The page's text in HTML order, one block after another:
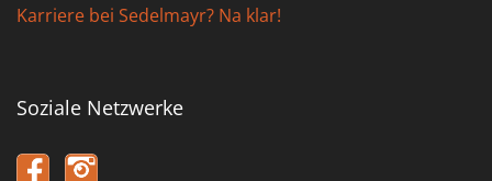
Karriere bei Sedelmayr? Na klar!
Soziale Netzwerke